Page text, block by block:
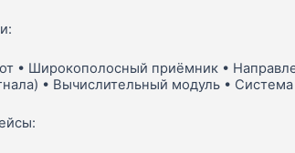
• Широкополосный приёмник •
• Вычислительный модуль •